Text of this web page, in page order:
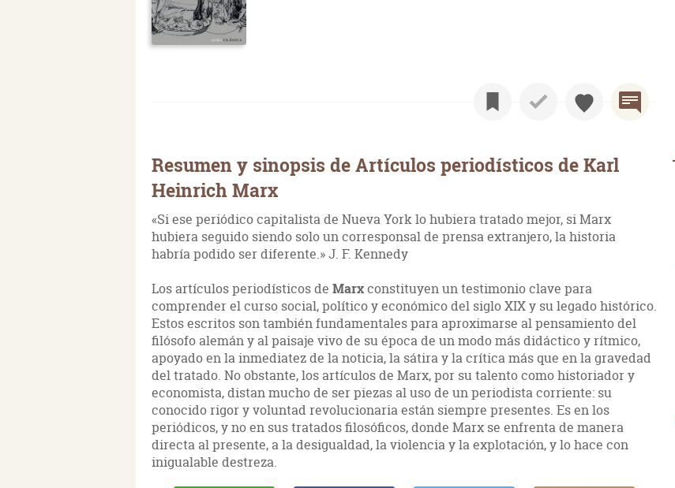
Resumen y sinopsis de Artículos periodísticos de Karl
Heinrich Marx
«Si ese periódico capitalista de Nueva York lo hubiera tratado mejor, si Marx
hubiera seguido siendo solo un corresponsal de prensa extranjero, la historia
habría podido ser diferente.» J. F. Kennedy
Los artículos periodísticos de Marxconstituyen un testimonio clave para
comprender el curso social, político y económico del siglo XIX y su legado histórico.
Estos escritos son también fundamentales para aproximarse al pensamiento del
filósofo alemán y al paisaje vivo de su época de un modo más didáctico y rítmico,
apoyado en la inmediatez de la noticia, la sátira y la crítica más que en la gravedad
del tratado. No obstante, los artículos de Marx, por su talento como historiador y
economista, distan mucho de ser piezas al uso de un periodista corriente: su
conocido rigor y voluntad revolucionaria están siempre presentes. Es en los
periódicos, y no en sus tratados filosóficos, donde Marx se enfrenta de manera
directa al presente, a la desigualdad, la violencia y la explotación, y lo hace con
inigualable destreza.